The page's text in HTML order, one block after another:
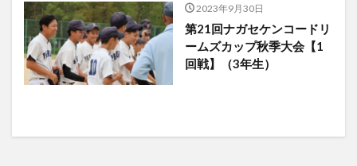
2023年9月30日
第21回ナガセケンコードリ
ームズカップ秋季大会【1
回戦】（3年生）